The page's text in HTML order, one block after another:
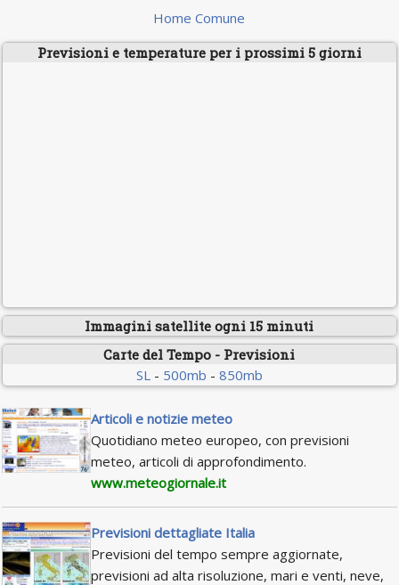
Home Comune
Previsioni e temperature per i prossimi 5 giorni
Immagini satellite ogni 15 minuti
Carte del Tempo - Previsioni
SL- 500mb - 850mb
Articoli e notizie meteo
Quotidiano meteo europeo, con previsioni
meteo, articoli di approfondimento.
www.meteogiornale.it
Previsioni dettagliate Italia
Previsioni del tempo sempre aggiornate,
previsioni ad alta risoluzione, mari e venti, neve,